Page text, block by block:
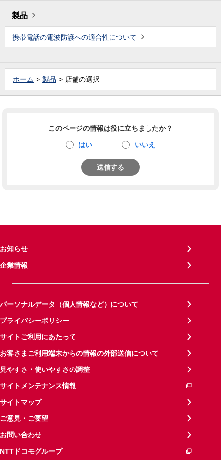
製品
携帯電話の電波防護への適合性について
ホーム 製品 店舗の選択
このページの情報は役に立ちましたか？
はい いいえ
送信する
お知らせ
企業情報
パーソナルデータ（個人情報など）について
プライバシーポリシー
サイトご利用にあたって
お客さまご利用端末からの情報の外部送信について
見やすさ・使いやすさの調整
サイトメンテナンス情報
サイトマップ
ご意見・ご要望
お問い合わせ
NTTドコモグループ